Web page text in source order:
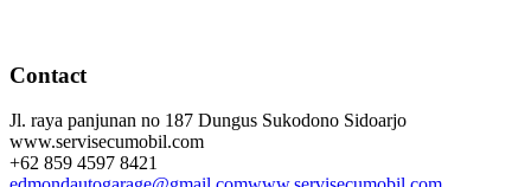
Contact
Jl. raya panjunan no 187 Dungus Sukodono Sidoarjo
www.servisecumobil.com
+62 859 4597 8421